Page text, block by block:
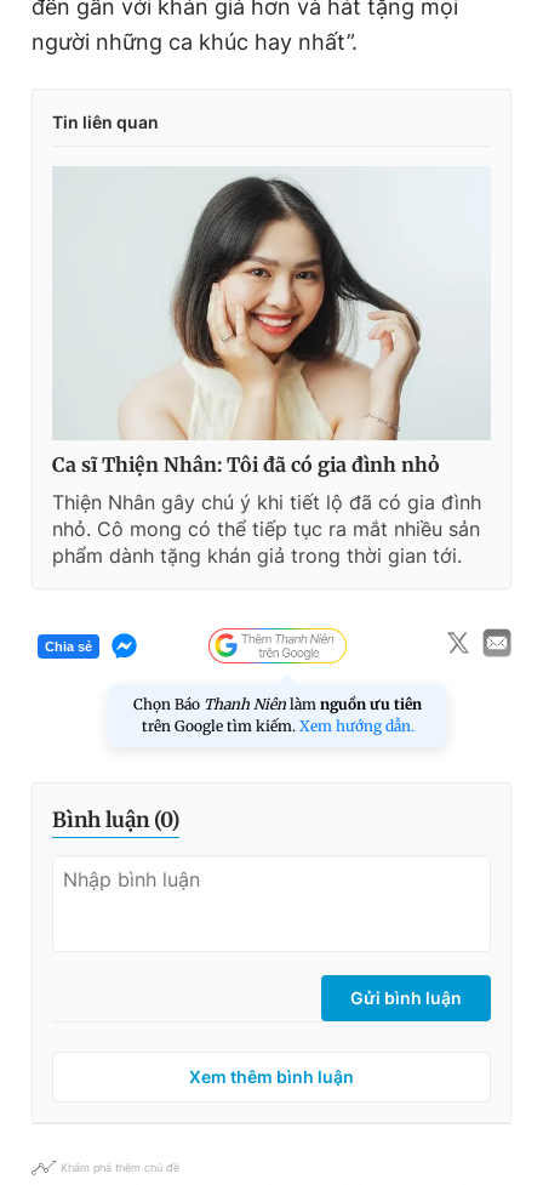
đến gần với khán giả hơn và hát tặng mọi
người những ca khúc hay nhất”.
Tin liên quan
Ca sĩ Thiện Nhân: Tôi đã có gia đình nhỏ
Thiện Nhân gây chú ý khi tiết lộ đã có gia đình
nhỏ. Cô mong có thể tiếp tục ra mắt nhiều sản
phẩm dành tặng khán giả trong thời gian tới.
Chia sẻ
Chọn Báo Thanh Niên làm nguồn ưu tiên
trên Google tìm kiếm. Xem hướng dẫn.
Bình luận (0)
Gửi bình luận
Xem thêm bình luận
Khám phá thêm chủ đề